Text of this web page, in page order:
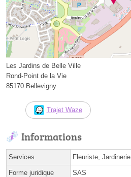
Les Jardins de Belle Ville
Rond-Point de la Vie
85170 Bellevigny
Trajet Waze
Informations
Services Fleuriste, Jardinerie
Forme juridique SAS